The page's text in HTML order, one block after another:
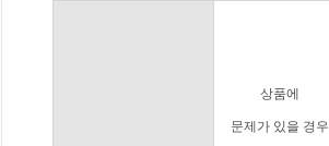
상품에
문제가 있을 경우